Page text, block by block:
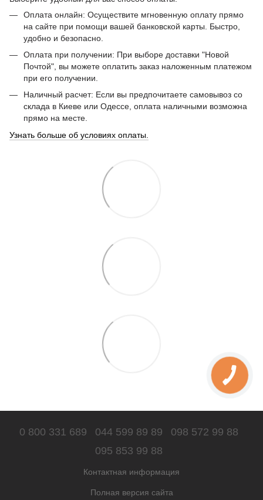
Оплата онлайн: Осуществите мгновенную оплату прямо
на сайте при помощи вашей банковской карты. Быстро,
удобно и безопасно.
Оплата при получении: При выборе доставки "Новой
Почтой", вы можете оплатить заказ наложенным платежом
при его получении.
Наличный расчет: Если вы предпочитаете самовывоз со
склада в Киеве или Одессе, оплата наличными возможна
прямо на месте.
Узнать больше об условиях оплаты.
0 800 331 689 044 599 89 89
098 572 99 88
095 853 99 88
Контактная информация
Полная версия сайта